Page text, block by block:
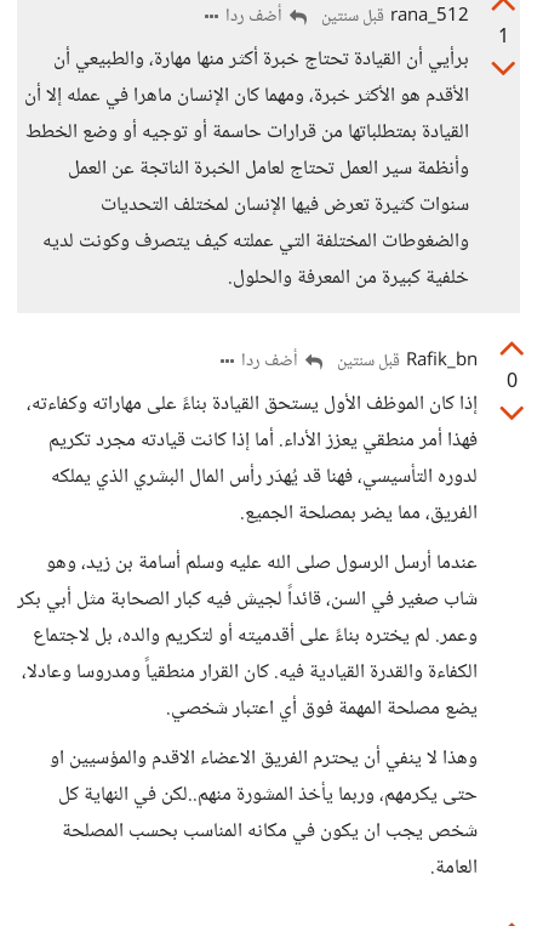
1
rana_512 قبل سنتين أضف ردا
برأيي أن القيادة تحتاج خبرة أكثر منها مهارة، والطبيعي أن
الأقدم هو الأكثر خبرة، ومهما كان الإنسان ماهرا في عمله إلا أن
القيادة بمتطلباتها من قرارات حاسمة أو توجيه أو وضع الخطط
وأنظمة سير العمل تحتاج لعامل الخبرة الناتجة عن العمل
سنوات كثيرة تعرض فيها الإنسان لمختلف التحديات
والضغوطات المختلفة التي عملته كيف يتصرف وكونت لديه
خلفية كبيرة من المعرفة والحلول.
0
Rafik_bn قبل سنتين أضف ردا
إذا كان الموظف الأول يستحق القيادة بناءً على مهاراته وكفاءته،
فهذا أمر منطقي يعزز الأداء. أما إذا كانت قيادته مجرد تكريم
لدوره التأسيسي، فهنا قد يُهدَر رأس المال البشري الذي يملكه
الفريق، مما يضر بمصلحة الجميع.
عندما أرسل الرسول صلى الله عليه وسلم أسامة بن زيد، وهو
شاب صغير في السن، قائداً لجيش فيه كبار الصحابة مثل أبي بكر
وعمر. لم يختره بناءً على أقدميته أو لتكريم والده، بل لاجتماع
الكفاءة والقدرة القيادية فيه. كان القرار منطقياً ومدروسا وعادلا،
يضع مصلحة المهمة فوق أي اعتبار شخصي.
وهذا لا ينفي أن يحترم الفريق الاعضاء الاقدم والمؤسيين او
حتى يكرمهم، وربما يأخذ المشورة منهم..لكن في النهاية كل
شخص يجب ان يكون في مكانه المناسب بحسب المصلحة
العامة.